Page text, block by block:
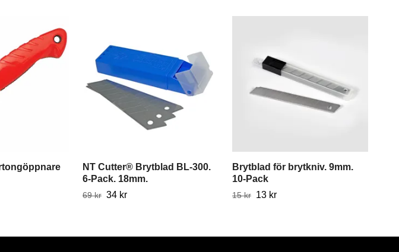
NT Cutter® Brytblad BL-300.
6-Pack. 18mm.
69 kr 34 kr
Brytblad för brytkniv. 9mm.
10-Pack
15 kr 13 kr